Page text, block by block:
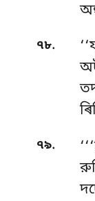
৭৮.
৭৯.